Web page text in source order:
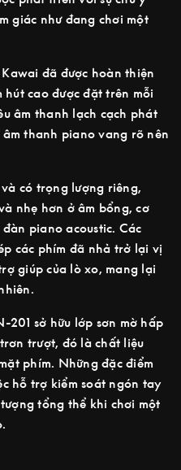
giác như đang chơi một
đã được hoàn thiện
hút cao được đặt trên mỗi
âm thanh lạch cạch phát
thanh piano vang rõ nên
có trọng lượng riêng,
nhẹ hơn ở âm bổng, cơ
piano acoustic. Các
các phím đã nhả trở lại vị
giúp của lò xo, mang lại
201 sở hữu lớp sơn mờ hấp
trượt, đó là chất liệu
phím. Những đặc điểm
hỗ trợ kiểm soát ngón tay
tổng thể khi chơi một